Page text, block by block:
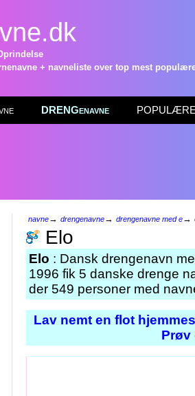
+ navneliste over top mest
DRENGenavne POPULÆRE
navne→ drengenavne→ drengenavne med e→
Elo
Elo : Dansk drengenavn
1996 fik 5 danske drenge
der 549 personer med
Lav nemt en flot
Prøv